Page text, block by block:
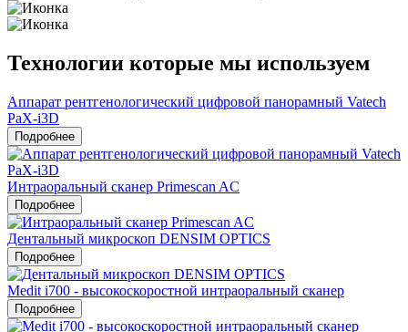
Технологии которые мы используем
Аппарат рентгенологический цифровой панорамный Vatech
PaX-i3D
Подробнее
Интраоральный сканер Primescan AC
Подробнее
Дентальный микроскоп DENSIM OPTICS
Подробнее
Medit i700 - высокоскоростной интраоральный сканер
Подробнее